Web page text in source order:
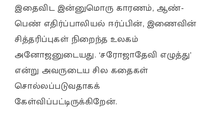
இதைவிட இன்னுமொரு காரணம், ஆண்-
பெண் எதிர்ப்பாலியல் ஈர்ப்பின், இணைவின்
சித்தரிப்புகள் நிறைந்த உலகம்
அனோஜனுடையது. ‘சரோஜாதேவி எழுத்து’
என்று அவருடைய சில கதைகள்
சொல்லப்படுவதாகக்
கேள்விப்பட்டிருக்கிறேன்.